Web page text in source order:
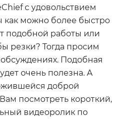
с удовольствием
как можно более быстро
подобной работы или
резки? Тогда просим
Подобная
очень полезна. А
доброй
посмотреть короткий,
видеоролик по